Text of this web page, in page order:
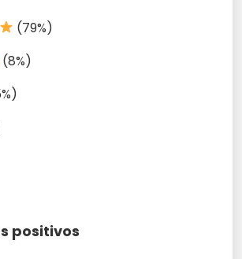
(79%)
(8%)
positivos